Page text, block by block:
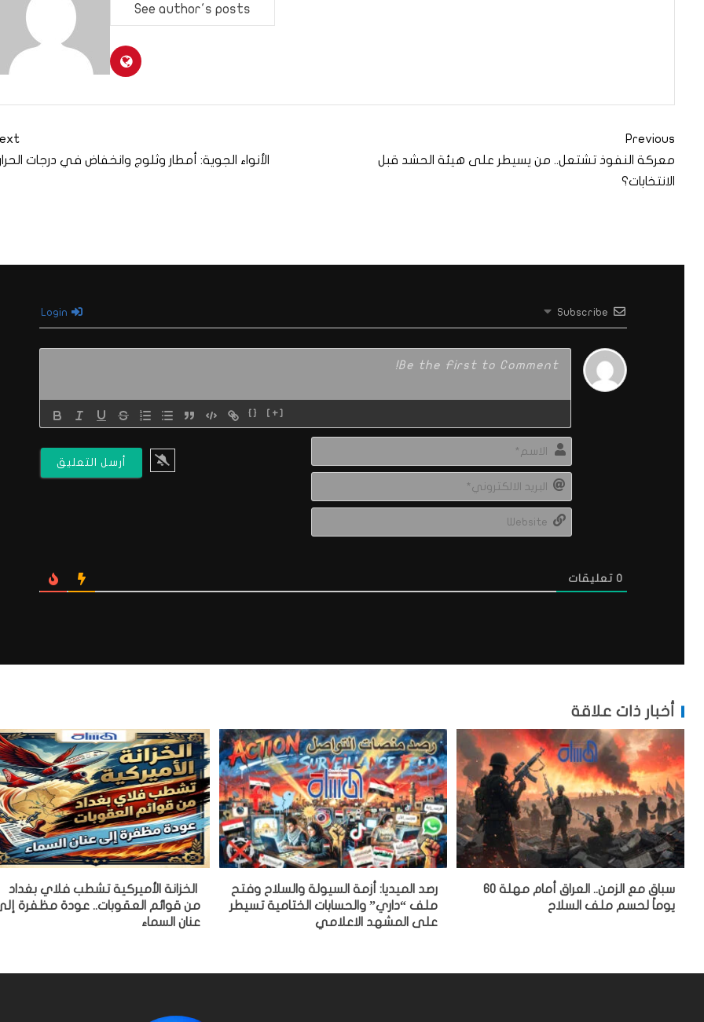
See author's posts
Previous
معركة النفوذ تشتعل.. من يسيطر على هيئة الحشد قبل
الانتخابات؟
الأنواء الجوية: أمطار وثلوج وانخفاض في درجات
Subscribe
{} [+]
0 تعليقات
أخبار ذات علاقة
سباق مع الزمن.. العراق أمام مهلة 60
يوماً لحسم ملف السلاح
رصد الميديا: أزمة السيولة والسلاح وفتح
ملف “داري” والحسابات الختامية تسيطر
على المشهد الاعلامي
الخزانة الأميركية تشطب فلاي بغداد
من قوائم العقوبات.. عودة مظفرة
عنان السماء